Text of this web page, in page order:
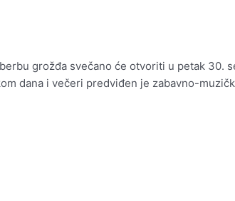
grožđa svečano će otvoriti u petak 30.
dana i večeri predviđen je zabavno-